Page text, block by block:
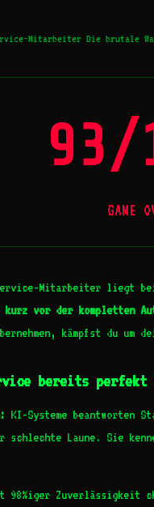
Mitarbeiter Die brutale
93/
GAME
Mitarbeiter liegt bei
vor der kompletten
kämpfst du um
bereits perfekt
KI-Systeme beantworten
schlechte Laune. Sie
98%iger Zuverlässigkeit